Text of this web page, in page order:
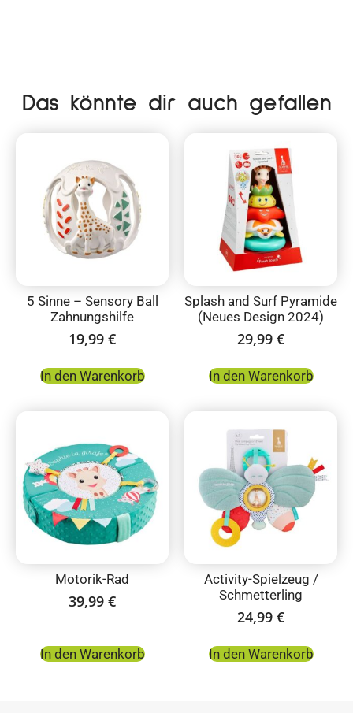
Das könnte dir auch gefallen
5 Sinne – Sensory Ball
Zahnungshilfe
19,99 €
In den Warenkorb
Splash and Surf Pyramide
(Neues Design 2024)
29,99 €
In den Warenkorb
Motorik-Rad
39,99 €
In den Warenkorb
Activity-Spielzeug /
Schmetterling
24,99 €
In den Warenkorb